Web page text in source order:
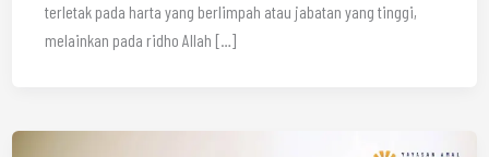
terletak pada harta yang berlimpah atau jabatan yang tinggi,
melainkan pada ridho Allah […]